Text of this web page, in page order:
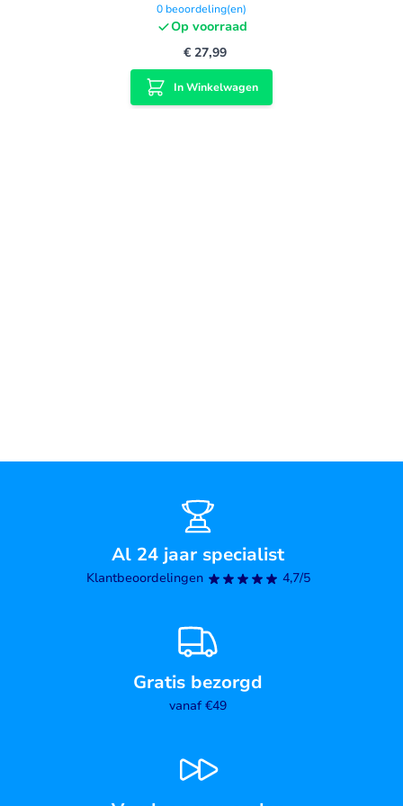
0 beoordeling(en)
Op voorraad
€ 27,99
In Winkelwagen
Al 24 jaar specialist
Klantbeoordelingen 4,7/5
Gratis bezorgd
vanaf €49